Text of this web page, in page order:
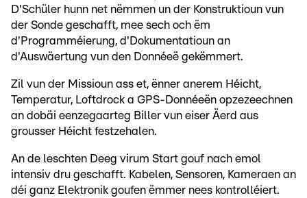
D'Schüler hunn net nëmmen un der Konstruktioun vun
der Sonde geschafft, mee sech och ëm
d'Programméierung, d'Dokumentatioun an
d'Auswäertung vun den Donnéeë gekëmmert.
Zil vun der Missioun ass et, ënner anerem Héicht,
Temperatur, Loftdrock a GPS-Donnéeën opzezeechnen
an dobäi eenzegaarteg Biller vun eiser Äerd aus
grousser Héicht festzehalen.
An de leschten Deeg virum Start gouf nach emol
intensiv dru geschafft. Kabelen, Sensoren, Kameraen an
déi ganz Elektronik goufen ëmmer nees kontrolléiert.